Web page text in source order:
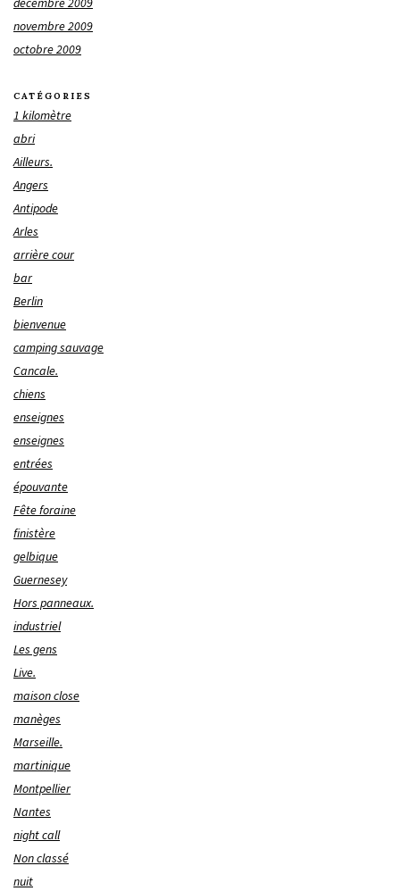
novembre 2009
octobre 2009
CATÉGORIES
1 kilomètre
abri
Ailleurs.
Angers
Antipode
Arles
arrière cour
bar
Berlin
bienvenue
camping sauvage
Cancale.
chiens
enseignes
enseignes
entrées
épouvante
Fête foraine
finistère
gelbique
Guernesey
Hors panneaux.
industriel
Les gens
Live.
maison close
manèges
Marseille.
martinique
Montpellier
Nantes
night call
Non classé
nuit